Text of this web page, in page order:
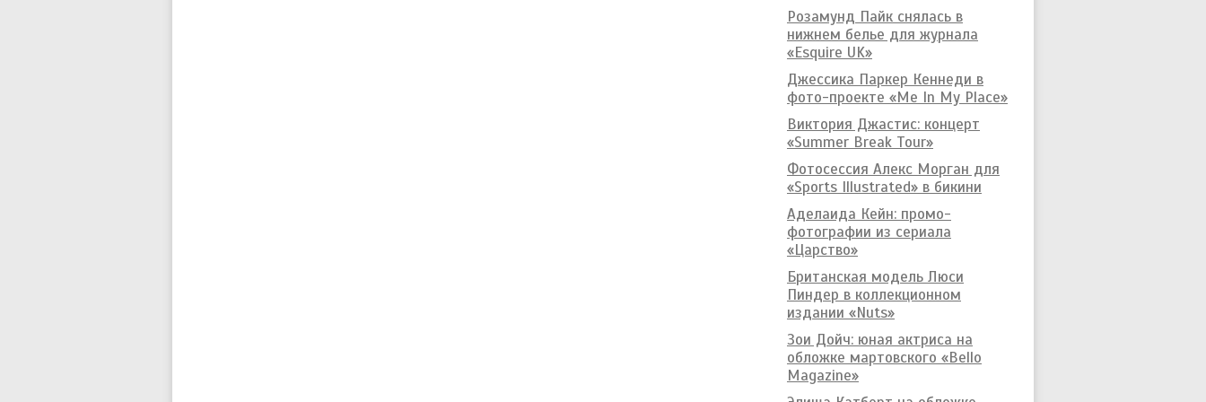
Розамунд Пайк снялась в
нижнем белье для журнала
«Esquire UK»
Джессика Паркер Кеннеди в
фото-проекте «Me In My Place»
Виктория Джастис: концерт
«Summer Break Tour»
Фотосессия Алекс Морган для
«Sports Illustrated» в бикини
Аделаида Кейн: промо-
фотографии из сериала
«Царство»
Британская модель Люси
Пиндер в коллекционном
издании «Nuts»
Зои Дойч: юная актриса на
обложке мартовского «Bello
Magazine»